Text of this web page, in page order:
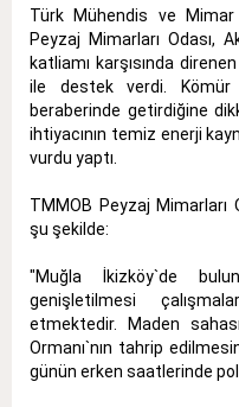
Türk Mühendis ve Mimar
Peyzaj Mimarları Odası,
katliamı karşısında
ile destek verdi. Kömür
beraberinde getirdiğine
ihtiyacının temiz enerji
vurdu yaptı.
TMMOB Peyzaj Mimarları
şu şekilde:
"Muğla İkizköy`de
genişletilmesi
etmektedir. Maden
Ormanı`nın tahrip
günün erken saatlerinde